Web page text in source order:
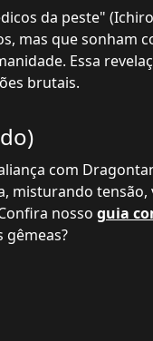
da peste"
mas que sonham
Essa
brutais.
com
misturando
nosso guia
gêmeas?